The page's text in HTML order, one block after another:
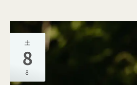
土
8
8